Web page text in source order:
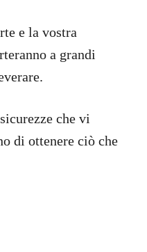
e la vostra
a grandi
che vi
di ottenere ciò che